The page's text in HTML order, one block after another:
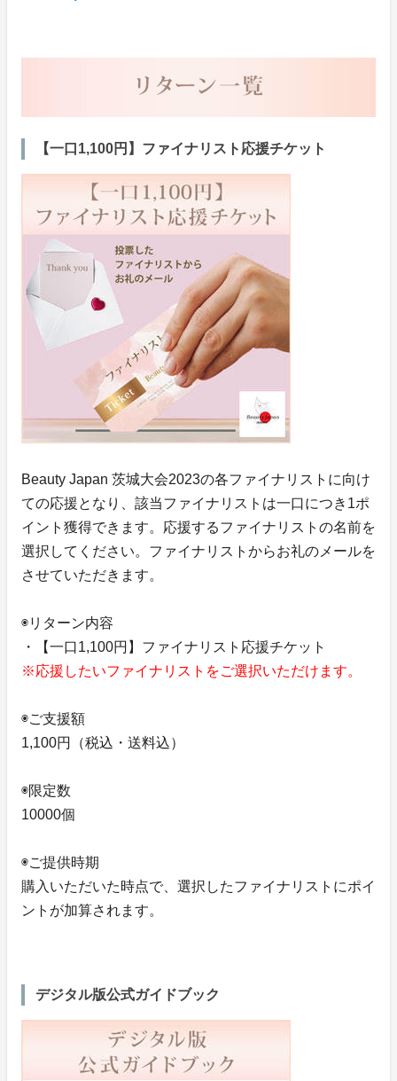
【一口1,100円】ファイナリスト応援チケット
Beauty Japan 茨城大会2023の各ファイナリストに向け
ての応援となり、該当ファイナリストは一口につき1ポ
イント獲得できます。応援するファイナリストの名前を
選択してください。ファイナリストからお礼のメールを
させていただきます。
◉リターン内容
・【一口1,100円】ファイナリスト応援チケット
※応援したいファイナリストをご選択いただけます。
◉ご支援額
1,100円（税込・送料込）
◉限定数
10000個
◉ご提供時期
購入いただいた時点で、選択したファイナリストにポイ
ントが加算されます。
デジタル版公式ガイドブック